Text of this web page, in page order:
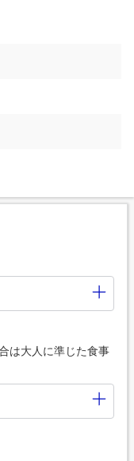
は大人に準じた食事